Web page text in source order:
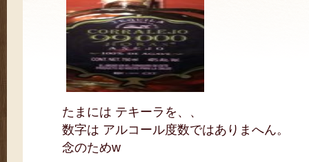
たまには テキーラを、、
数字は アルコール度数ではありまへん。
念のためw